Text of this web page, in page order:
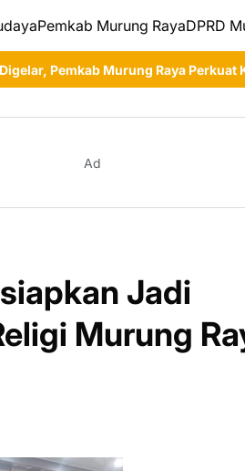
Pemkab Murung RayaDPRD
Kesiapan Hadapi Musim
Ad
Jadi
Murung